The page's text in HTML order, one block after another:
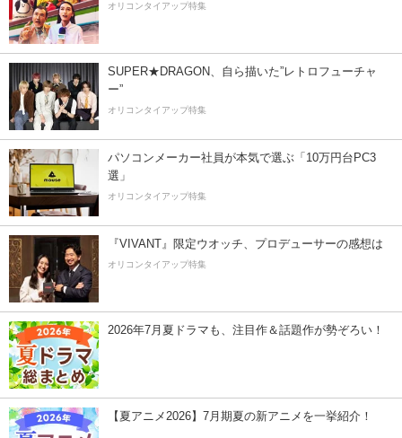
オリコンタイアップ特集
SUPER★DRAGON、自ら描いた”レトロフューチャ
ー”
オリコンタイアップ特集
パソコンメーカー社員が本気で選ぶ「10万円台PC3
選」
オリコンタイアップ特集
『VIVANT』限定ウオッチ、プロデューサーの感想は
オリコンタイアップ特集
2026年7月夏ドラマも、注目作＆話題作が勢ぞろい！
【夏アニメ2026】7月期夏の新アニメを一挙紹介！